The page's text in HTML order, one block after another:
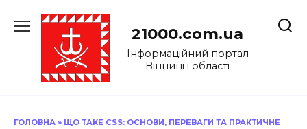
до
21000.com.ua
Інформаційний портал
Вінниці і області
ГОЛОВНА » ЩО ТАКЕ CSS: ОСНОВИ, ПЕРЕВАГИ ТА ПРАКТИЧНЕ